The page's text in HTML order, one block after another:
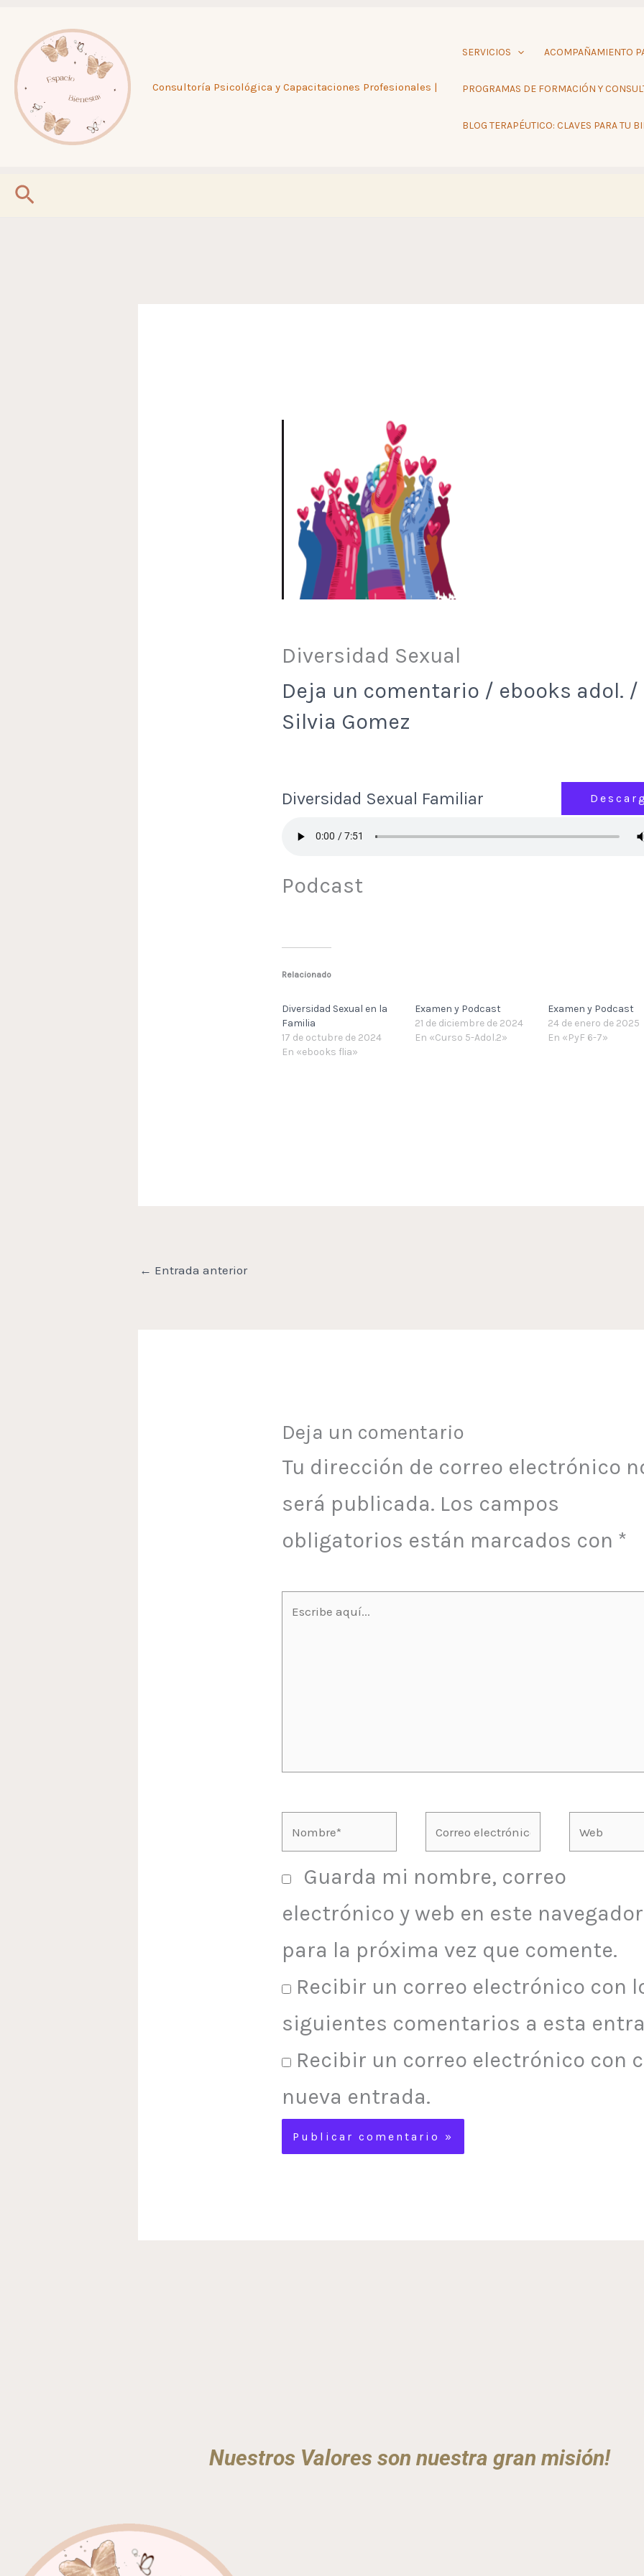
contenido
Consultoría Psicológica y Capacitaciones Profesionales |
SERVICIOS ACOMPAÑAMIENTO
PROGRAMAS DE FORMACIÓN Y
BLOG TERAPÉUTICO: CLAVES PARA TU
Buscar
Diversidad Sexual
Deja un comentario / ebooks adol. /
Silvia Gomez
Diversidad Sexual Familiar
Podcast
Relacionado
Diversidad Sexual en la
Familia
17 de octubre de 2024
En «ebooks flia»
Examen y Podcast
21 de diciembre de 2024
En «Curso 5-Adol.2»
Examen y Podcast
24 de enero de 2025
En «PyF 6-7»
← Entrada anterior
Deja un comentario
Tu dirección de correo electrónico
será publicada. Los campos
obligatorios están marcados con *
Escribe
Nombre*
Correo
electrónico*
Web
Guarda mi nombre, correo
electrónico y web en este navegador
para la próxima vez que comente.
Recibir un correo electrónico con
siguientes comentarios a esta
Recibir un correo electrónico con
nueva entrada.
Nuestros Valores son nuestra gran misión!